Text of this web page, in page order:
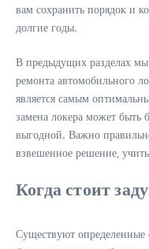
вам сохранить порядок и
долгие годы.
В предыдущих разделах мы
ремонта автомобильного
является самым
замена локера может быть
выгодной. Важно
взвешенное решение‚
Когда стоит
Существуют определенные